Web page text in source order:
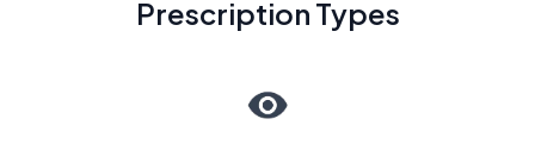
Prescription Types